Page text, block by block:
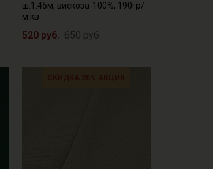
ш.1.45м, вискоза-100%, 190гр/
м.кв
520 руб. 650 руб.